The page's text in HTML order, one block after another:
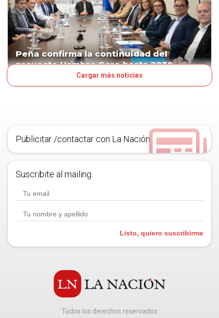
Peña confirma la continuidad del
proyecto Hambre Cero hasta 2030
Cargar más noticias
Publicitar /contactar con La Nación
Suscribite al mailing.
Listo, quiero suscribirme
Todos los derechos reservados